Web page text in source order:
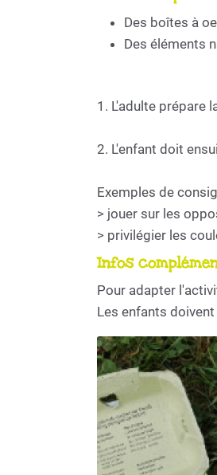
Des boîtes à
Des éléments
1. L'adulte prépare
2. L'enfant doit
Exemples de
> jouer sur les
> privilégier les
Infos
Pour adapter
Les enfants